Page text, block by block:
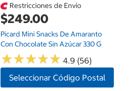
Restricciones de Envío
$249.00
Picard Mini Snacks De Amaranto
Con Chocolate Sin Azúcar 330 G
★★★★★
★★★★★ 4.9 (56)
Seleccionar Código Postal